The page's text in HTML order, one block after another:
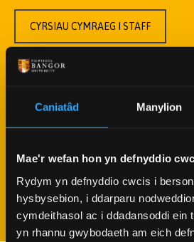
Caniatâd Manylion
Mae'r wefan hon yn defnyddio
Rydym yn defnyddio cwcis i
hysbysebion, i ddarparu
cymdeithasol ac i ddadansoddi ein
yn rhannu gwybodaeth am eich
CYRSIAU CYMRAEG I STAFF
CEFNOGAETH IAITH I FYFYRWYR
ADDYSG